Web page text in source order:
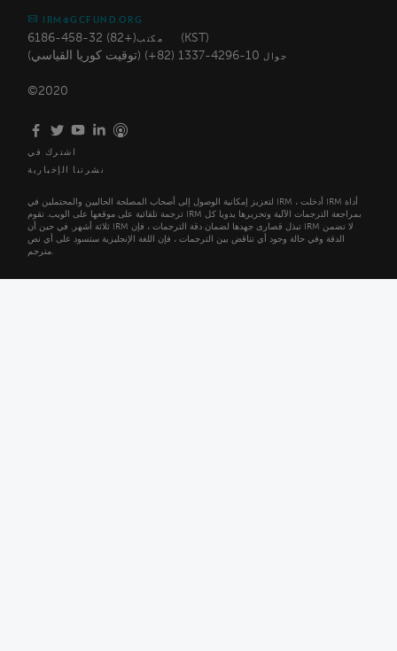
IRM@GCFUND.ORG
مكتب
(+82) 32-458-6186 (KST)
جوال
©2020
اشترك في
نشرتنا الإخبارية
لتعزيز إمكانية الوصول إلى أصحاب المصلحة الحاليين والمحتملين في IRM ، أدخلت IRM أداة
ترجمة تلقائية على موقعها على الويب. تقوم IRM بمراجعة الترجمات الآلية وتحريرها يدويا كل
ثلاثة أشهر. في حين أن IRM تبذل قصارى جهدها لضمان دقة الترجمات ، فإن IRM لا تضمن
الدقة وفي حالة وجود أي تناقض بين الترجمات ، فإن اللغة الإنجليزية ستسود على أي نص
مترجم.